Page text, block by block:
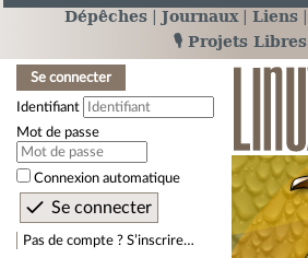
Dépêches Journaux Liens
🎙️ Projets Libres
Se connecter
Identifiant
Mot de passe
Connexion automatique
Pas de compte ? S’inscrire…